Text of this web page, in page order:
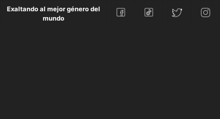
Exaltando al mejor género del
mundo